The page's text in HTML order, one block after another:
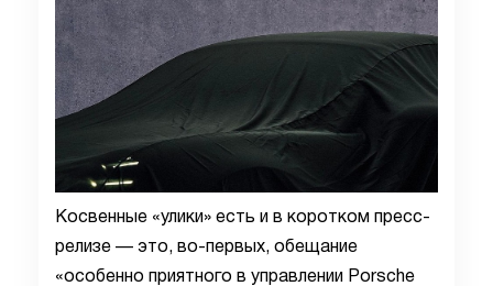
Косвенные «улики» есть и в коротком пресс-
релизе — это, во-первых, обещание
«особенно приятного в управлении Porsche